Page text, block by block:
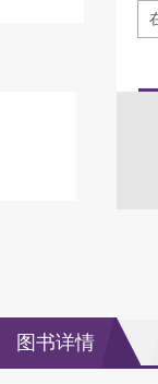
图书详情